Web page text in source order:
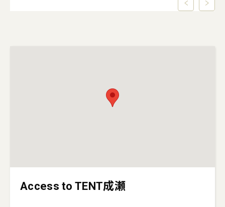
Access to TENT成瀬